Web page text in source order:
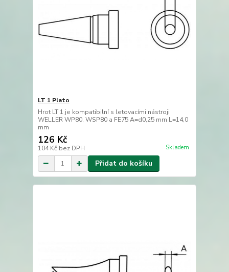
LT 1 Plato
Hrot LT 1 je kompatibilní s letovacími nástroji
WELLER WP80, WSP80 a FE75 A=d0,25 mm L=14,0
mm
126 Kč
104 Kč bez DPH Skladem
Přidat do košíku